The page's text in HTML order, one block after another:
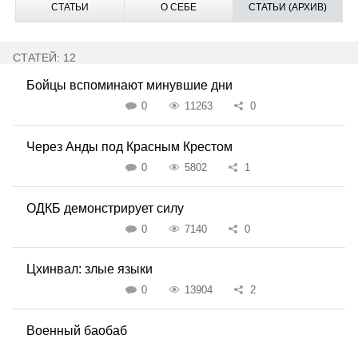
СТАТЬИ О СЕБЕ СТАТЬИ (АРХИВ)
СТАТЕЙ: 12
Бойцы вспоминают минувшие дни
0 11263 0
Через Анды под Красным Крестом
0 5802 1
ОДКБ демонстрирует силу
0 7140 0
Цхинвал: злые языки
0 13904 2
Военный баобаб